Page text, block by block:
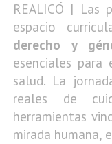
REALICÓ | Las
espacio
derecho y
esenciales
salud. La
reales de
herramientas
mirada humana,